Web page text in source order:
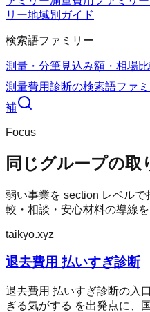
リー地域別ガイド
検索語ファミリー
測量・分筆見込み額・相場
測量費用診断の検索語ファ
補
Focus
同じグループの取
弱い事業を section レベル
較・相談・安心材料の導線を
taikyo.xyz
退去費用 払いすぎ診断
退去費用 払いすぎ診断の入
ぎる気がする を出発点に、